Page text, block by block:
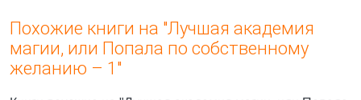
Похожие книги на "Лучшая академия
магии, или Попала по собственному
желанию – 1"